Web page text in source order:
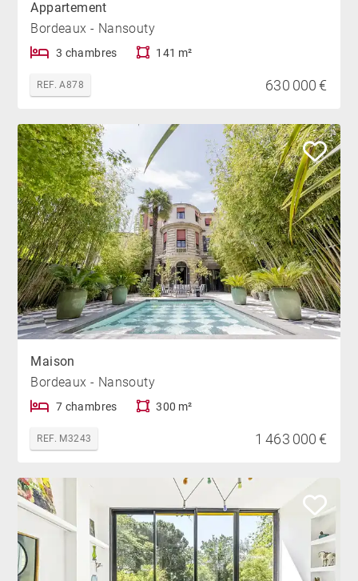
Appartement
Bordeaux - Nansouty
3 chambres 141 m²
REF. A878 630 000 €
Maison
Bordeaux - Nansouty
7 chambres 300 m²
REF. M3243 1 463 000 €